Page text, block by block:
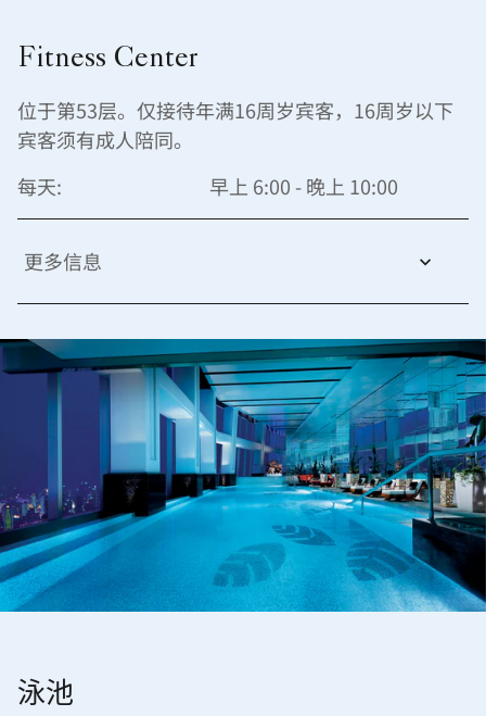
Fitness Center
位于第53层。仅接待年满16周岁宾客，16周岁以下
宾客须有成人陪同。
每天:
早上 6:00 - 晚上 10:00
更多信息
泳池